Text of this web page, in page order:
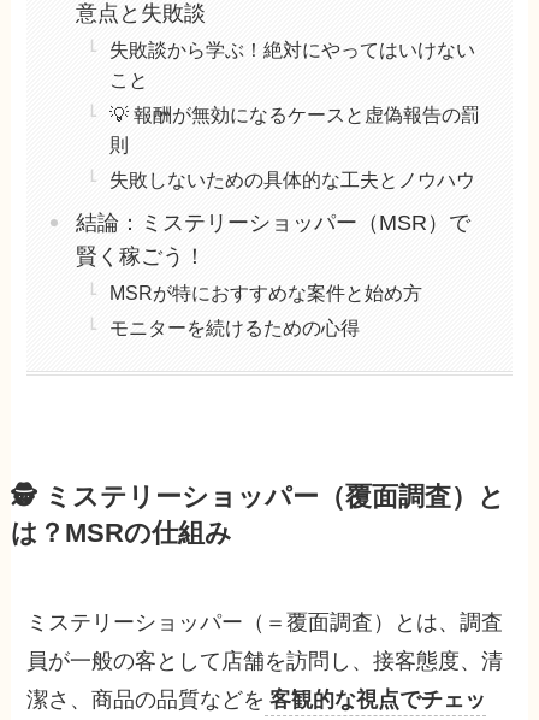
意点と失敗談
失敗談から学ぶ！絶対にやってはいけない
こと
💡 報酬が無効になるケースと虚偽報告の罰
則
失敗しないための具体的な工夫とノウハウ
結論：ミステリーショッパー（MSR）で
賢く稼ごう！
MSRが特におすすめな案件と始め方
モニターを続けるための心得
🕵️ ミステリーショッパー（覆面調査）
と
は？MSRの仕組み
ミステリーショッパー（＝覆面調査）とは、調査
員が一般の客として店舗を訪問し、接客態度、清
潔さ、商品の品質などを 客観的な視点でチェッ